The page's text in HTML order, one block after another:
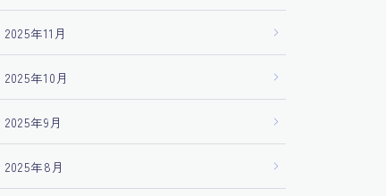
2025年11月
2025年10月
2025年9月
2025年8月